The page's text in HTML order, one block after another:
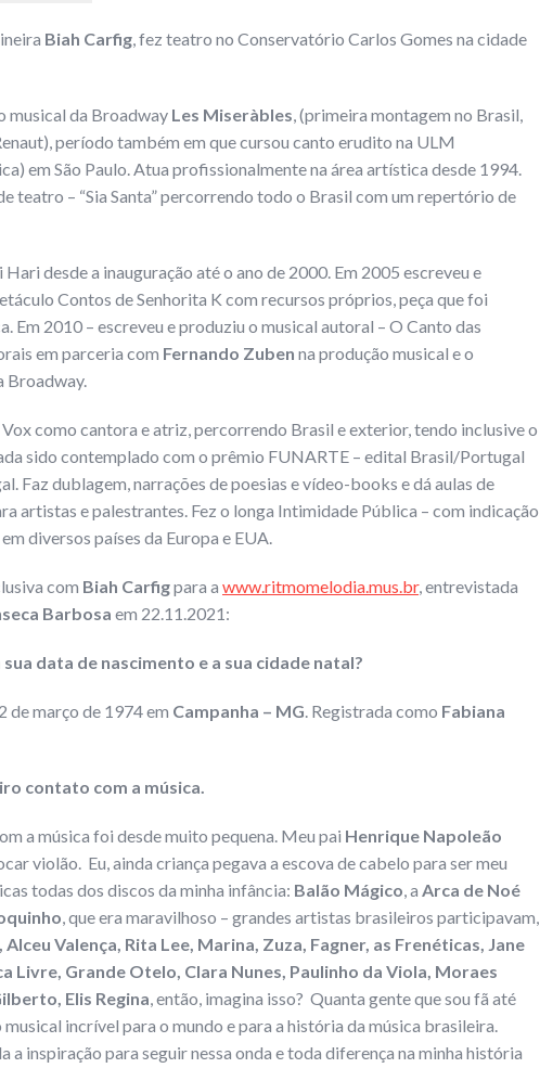
Biah Carfig, fez teatro no Conservatório Carlos Gomes na cidade
musical da Broadway Les Miseràbles, (primeira montagem no Brasil,
período também em que cursou canto erudito na ULM
em São Paulo. Atua profissionalmente na área artística desde 1994.
teatro – “Sia Santa” percorrendo todo o Brasil com um repertório de
desde a inauguração até o ano de 2000. Em 2005 escreveu e
Contos de Senhorita K com recursos próprios, peça que foi
Em 2010 – escreveu e produziu o musical autoral – O Canto das
em parceria com Fernando Zuben na produção musical e o
Broadway.
como cantora e atriz, percorrendo Brasil e exterior, tendo inclusive o
sido contemplado com o prêmio FUNARTE – edital Brasil/Portugal
Faz dublagem, narrações de poesias e vídeo-books e dá aulas de
artistas e palestrantes. Fez o longa Intimidade Pública – com indicação
diversos países da Europa e EUA.
com Biah Carfigpara a www.ritmomelodia.mus.br, entrevistada
Barbosa em 22.11.2021:
data de nascimento e a sua cidade natal?
de março de 1974 em Campanha – MG. Registrada como Fabiana
contato com a música.
a música foi desde muito pequena. Meu pai Henrique Napoleão
violão. Eu, ainda criança pegava a escova de cabelo para ser meu
todas dos discos da minha infância: Balão Mágico, a Arca de Noé
, que era maravilhoso – grandes artistas brasileiros participavam,
Valença, Rita Lee, Marina, Zuza, Fagner, as Frenéticas, Jane
Livre, Grande Otelo, Clara Nunes, Paulinho da Viola, Moraes
Elis Regina, então, imagina isso? Quanta gente que sou fã até
incrível para o mundo e para a história da música brasileira.
a inspiração para seguir nessa onda e toda diferença na minha história